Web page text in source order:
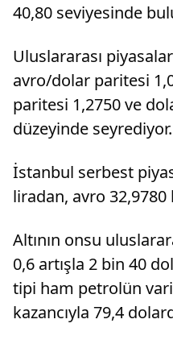
40,80 seviyesinde
Uluslararası
avro/dolar paritesi
paritesi 1,2750 ve
düzeyinde seyrediyor.
İstanbul serbest
liradan, avro 32,9780
Altının onsu
0,6 artışla 2 bin 40
tipi ham petrolün
kazancıyla 79,4